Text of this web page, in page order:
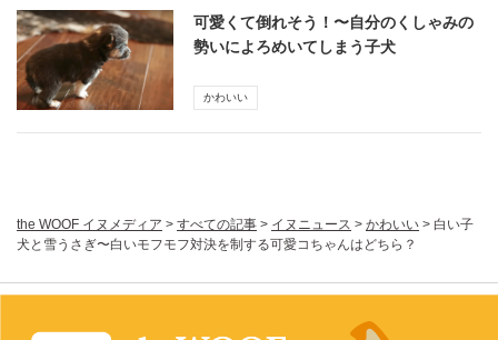
可愛くて倒れそう！〜自分のくしゃみの
勢いによろめいてしまう子犬
かわいい
the WOOF イヌメディア > すべての記事 > イヌニュース > かわいい > 白い子
犬と雪うさぎ〜白いモフモフ対決を制する可愛コちゃんはどちら？